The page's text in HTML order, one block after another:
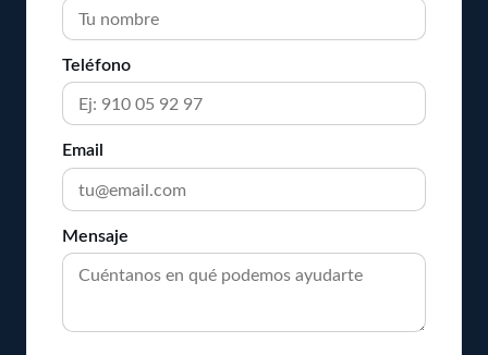
Teléfono
Email
Mensaje